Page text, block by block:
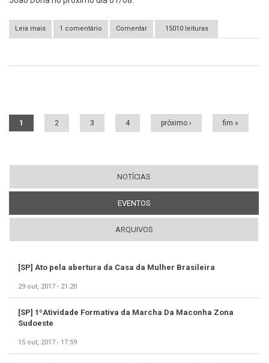
Leia mais
sobre São Paulo: Cobertura do Ato em Defesa do Passe
Estudantil - 18/07/2017
1 comentário Comentar 15010 leituras
Páginas
1 2 3 4 próximo › fim »
NOTÍCIAS
EVENTOS
ARQUIVOS
[SP] Ato pela abertura da Casa da Mulher Brasileira
29 out, 2017 - 21:20
[SP] 1ºAtividade Formativa da Marcha Da Maconha Zona
Sudoeste
15 out, 2017 - 17:59